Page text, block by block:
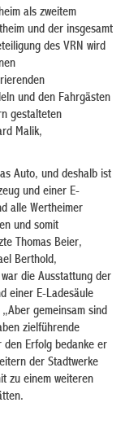
als zweitem
und der insgesamt
des VRN wird
und den Fahrgästen
gestalteten
Malik,
Auto, und deshalb ist
und einer E-
alle Wertheimer
und somit
Thomas Beier,
Berthold,
die Ausstattung der
einer E-Ladesäule
gemeinsam sind
zielführende
den Erfolg bedanke er
der Stadtwerke
zu einem weiteren